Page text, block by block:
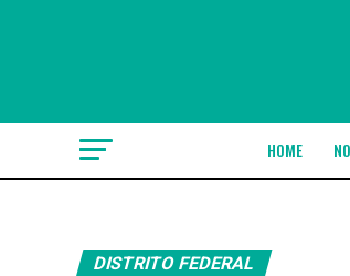
HOME
DISTRITO FEDERAL